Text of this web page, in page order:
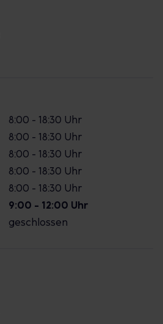
8:00 - 18:30 Uhr
8:00 - 18:30 Uhr
8:00 - 18:30 Uhr
8:00 - 18:30 Uhr
8:00 - 18:30 Uhr
9:00 - 12:00 Uhr
geschlossen